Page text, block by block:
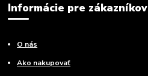
Informácie pre zákazníkov
O nás
Ako nakupovať